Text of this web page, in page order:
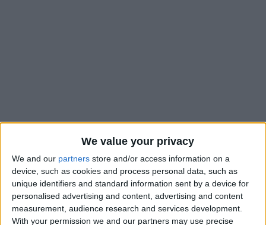
We value your privacy
We and our partners store and/or access information on a
device, such as cookies and process personal data, such as
unique identifiers and standard information sent by a device for
personalised advertising and content, advertising and content
measurement, audience research and services development.
With your permission we and our partners may use precise
Habituée à faire durer le plaisir et à étaler ses annonces, la
des différentes équipes de Ligue 1. L’AS Monaco, qui
débutera
sa saison par un déplacement au Havre et la terminera par la
réception de Troyes, connaît désormais l’intégralité de son
programme pour les 34 journées de Championnat.